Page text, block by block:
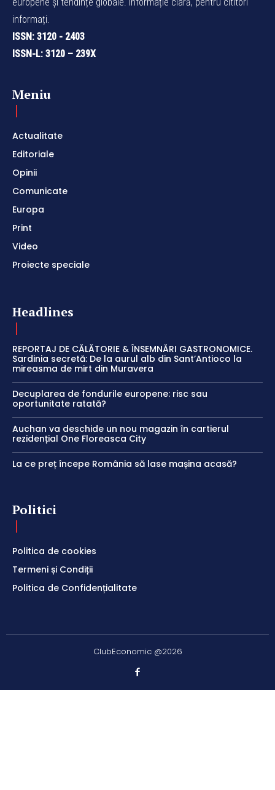
europene și tendințe globale. Informație clară, pentru cititori
informați.
ISSN: 3120 - 2403
ISSN-L: 3120 – 239X
Meniu
Actualitate
Editoriale
Opinii
Comunicate
Europa
Print
Video
Proiecte speciale
Headlines
REPORTAJ DE CĂLĂTORIE & ÎNSEMNĂRI GASTRONOMICE.
Sardinia secretă: De la aurul alb din Sant’Antioco la
mireasma de mirt din Muravera
Decuplarea de fondurile europene: risc sau
oportunitate ratată?
Auchan va deschide un nou magazin în cartierul
rezidențial One Floreasca City
La ce preț începe România să lase mașina acasă?
Politici
Politica de cookies
Termeni și Condiții
Politica de Confidențialitate
ClubEconomic @2026